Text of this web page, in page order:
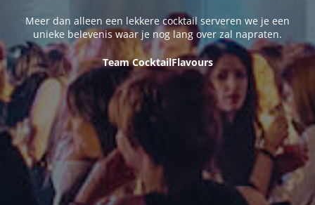
Meer dan alleen een lekkere cocktail serveren we je een
unieke belevenis waar je nog lang over zal napraten.
Team CocktailFlavours